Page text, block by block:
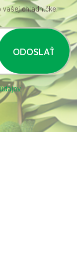
vašej chladničke.
ODOSLAŤ